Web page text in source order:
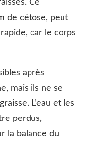
Ce
de cétose, peut
car le corps
après
mais ils ne se
L’eau et les
perdus,
la balance du